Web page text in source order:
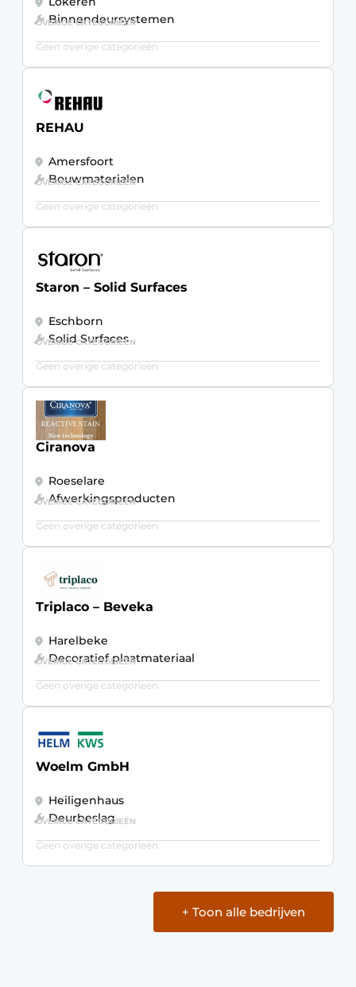
Binnendeursystemen
OVERIGE CATEGORIEËN
Geen overige categorieën
REHAU
Amersfoort
Bouwmaterialen
OVERIGE CATEGORIEËN
Geen overige categorieën
Staron – Solid Surfaces
Eschborn
Solid Surfaces
OVERIGE CATEGORIEËN
Geen overige categorieën
Ciranova
Roeselare
Afwerkingsproducten
OVERIGE CATEGORIEËN
Geen overige categorieën
Triplaco – Beveka
Harelbeke
Decoratief plaatmateriaal
OVERIGE CATEGORIEËN
Geen overige categorieën
Woelm GmbH
Heiligenhaus
Deurbeslag
OVERIGE CATEGORIEËN
Geen overige categorieën
+ Toon alle bedrijven